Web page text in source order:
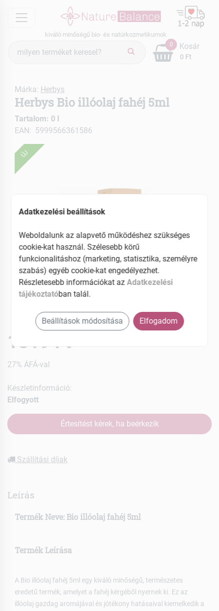
menu
kiváló minőségű bio- és natúrkozmetikumok
keresés
0
0 Ft
Kosár
ÚJ
Márka: Herbys
Herbys Bio illóolaj fahéj 5ml
Tartalom: 0 l
EAN: 5999566361586
1819 Ft
27% ÁFÁ-val
Készletinformáció:
Elfogyott
Értesítést kérek, ha beérkezik
Szállítási díjak
Leírás
Termék Neve: Bio illóolaj fahéj 5ml
Termék Leírása
A Bio illóolaj fahéj 5ml egy kiváló minőségű, természetes
eredetű termék, amelyet a fahéj kérgéből nyernek ki. Ez az
illóolaj gazdag aromájával és jótékony hatásaival kiemelkedik a
Adatkezelési beállítások
Weboldalunk az alapvető működéshez szükséges
cookie-kat használ. Szélesebb körű
funkcionalitáshoz (marketing, statisztika, személyre
szabás) egyéb cookie-kat engedélyezhet.
Részletesebb információkat azAdatkezelési
tájékoztatóban talál.
Beállítások módosítása Elfogadom